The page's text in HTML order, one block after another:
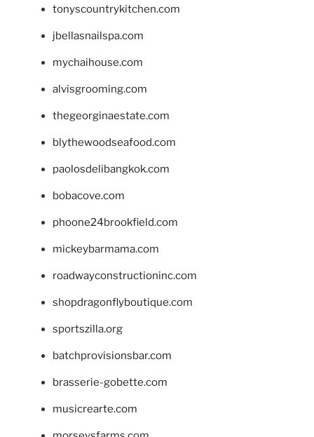
tonyscountrykitchen.com
jbellasnailspa.com
mychaihouse.com
alvisgrooming.com
thegeorginaestate.com
blythewoodseafood.com
paolosdelibangkok.com
bobacove.com
phoone24brookfield.com
mickeybarmama.com
roadwayconstructioninc.com
shopdragonflyboutique.com
sportszilla.org
batchprovisionsbar.com
brasserie-gobette.com
musicrearte.com